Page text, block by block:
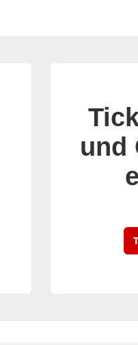
und